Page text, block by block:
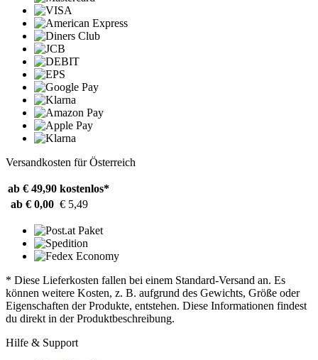
Versandkosten für Österreich
ab € 49,90 kostenlos*
ab € 0,00 € 5,49
* Diese Lieferkosten fallen bei einem Standard-Versand an. Es
können weitere Kosten, z. B. aufgrund des Gewichts, Größe oder
Eigenschaften der Produkte, entstehen. Diese Informationen findest
du direkt in der Produktbeschreibung.
Hilfe & Support